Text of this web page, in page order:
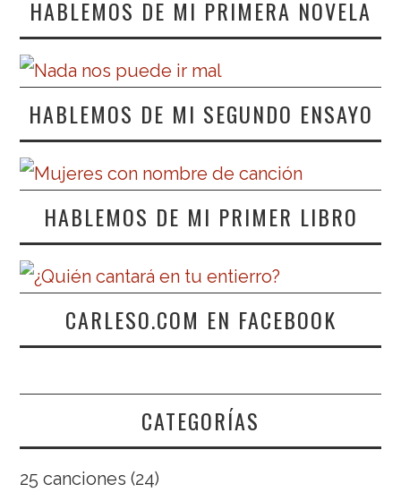
HABLEMOS DE MI PRIMERA NOVELA
HABLEMOS DE MI SEGUNDO ENSAYO
HABLEMOS DE MI PRIMER LIBRO
CARLESO.COM EN FACEBOOK
CATEGORÍAS
25 canciones (24)